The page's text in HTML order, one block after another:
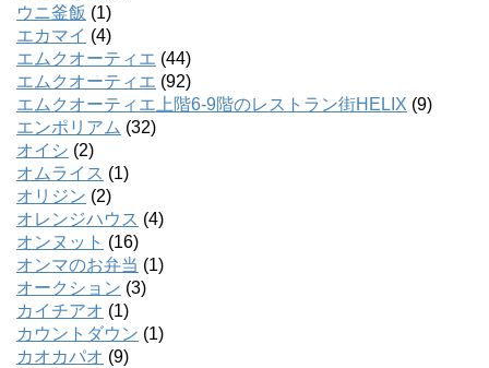
ウニ釜飯 (1)
エカマイ (4)
エムクオーティエ (44)
エムクオーティエ (92)
エムクオーティエ上階6-9階のレストラン街HELIX (9)
エンポリアム (32)
オイシ (2)
オムライス (1)
オリジン (2)
オレンジハウス (4)
オンヌット (16)
オンマのお弁当 (1)
オークション (3)
カイチアオ (1)
カウントダウン (1)
カオカパオ (9)